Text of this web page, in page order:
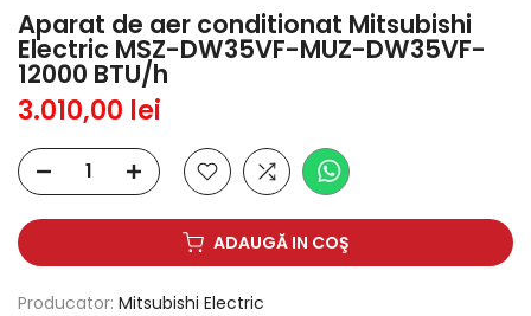
Aparat de aer conditionat Mitsubishi
Electric MSZ-DW35VF-MUZ-DW35VF-
12000 BTU/h
3.010,00 lei
ADAUGĂ IN COŞ
Producator: Mitsubishi Electric